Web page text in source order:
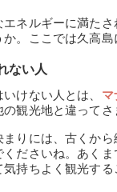
エネルギーに満た
。ここでは久高
ない人
けない人とは、 マ
観光地と違って
りには、古くか
くださいね。あく
持ちよく観光する